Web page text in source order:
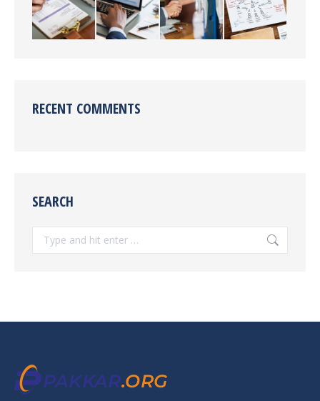
RECENT COMMENTS
SEARCH